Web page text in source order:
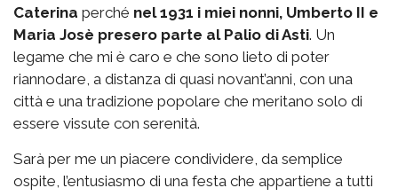
Caterina perché nel 1931 i miei nonni, Umberto II e
Maria Josè presero parte al Palio di Asti. Un
legame che mi è caro e che sono lieto di poter
riannodare, a distanza di quasi novant’anni, con una
città e una tradizione popolare che meritano solo di
essere vissute con serenità.
Sarà per me un piacere condividere, da semplice
ospite, l’entusiasmo di una festa che appartiene a tutti